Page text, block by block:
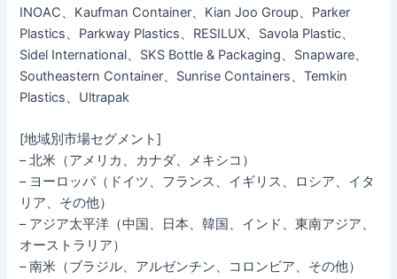
INOAC、Kaufman Container、Kian Joo Group、Parker
Plastics、Parkway Plastics、RESILUX、Savola Plastic、
Sidel International、SKS Bottle & Packaging、Snapware、
Southeastern Container、Sunrise Containers、Temkin
Plastics、Ultrapak
[地域別市場セグメント]
– 北米（アメリカ、カナダ、メキシコ）
– ヨーロッパ（ドイツ、フランス、イギリス、ロシア、イタ
リア、その他）
– アジア太平洋（中国、日本、韓国、インド、東南アジア、
オーストラリア）
– 南米（ブラジル、アルゼンチン、コロンビア、その他）